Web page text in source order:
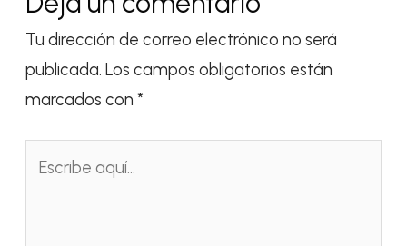
Tu dirección de correo electrónico no será
publicada. Los campos obligatorios están
marcados con*